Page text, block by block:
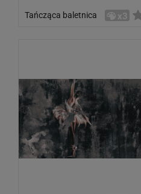
Tańcząca baletnica x3